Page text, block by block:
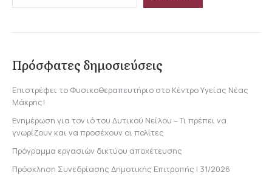
Πρόσφατες δημοσιεύσεις
Επιστρέφει το Φυσικοθεραπευτήριο στο Κέντρο Υγείας Νέας
Μάκρης!
Ενημέρωση για τον ιό του Δυτικού Νείλου – Τι πρέπει να
γνωρίζουν και να προσέχουν οι πολίτες
Πρόγραμμα εργασιών δικτύου αποχέτευσης
Πρόσκληση Συνεδρίασης Δημοτικής Επιτροπής | 31/2026